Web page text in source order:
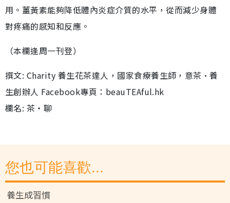
用。薑黃素能夠降低體內炎症介質的水平，從而減少身體
對疼痛的感知和反應。
（本欄逢周一刊登）
撰文: Charity 養生花茶達人，國家食療養生師，意茶•養
生創辦人 Facebook專頁：beauTEAful.hk
欄名: 茶‧聊
您也可能喜歡...
養生成習慣